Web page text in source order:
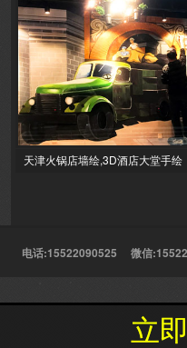
天津火锅店墙绘,3D酒店大堂手绘
电话:15522090525 微信
立足天津服务全国的服务理念,以
立
立